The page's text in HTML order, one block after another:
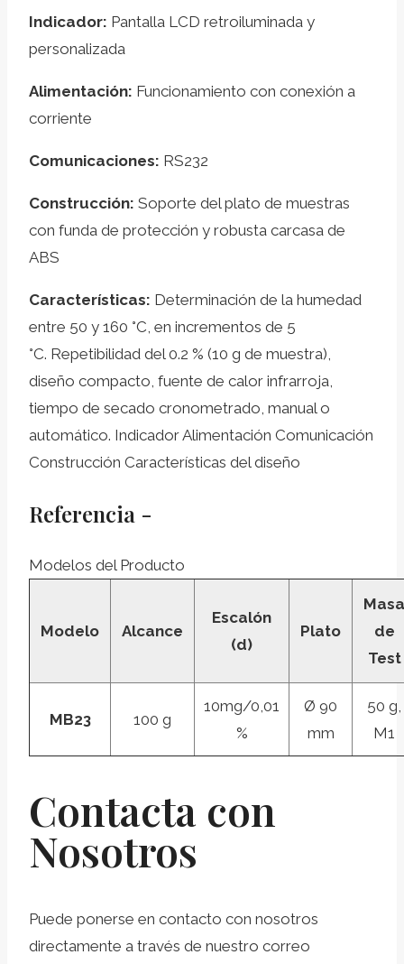
Indicador: Pantalla LCD retroiluminada y
personalizada
Alimentación: Funcionamiento con conexión a
corriente
Comunicaciones: RS232
Construcción: Soporte del plato de muestras
con funda de protección y robusta carcasa de
ABS
Características: Determinación de la humedad
entre 50 y 160 °C, en incrementos de 5
°C. Repetibilidad del 0.2 % (10 g de muestra),
diseño compacto, fuente de calor infrarroja,
tiempo de secado cronometrado, manual o
automático. Indicador Alimentación Comunicación
Construcción Características del diseño
Referencia -
Modelos del Producto
Modelo Alcance
Escalón
(d)
Plato
Masa
de
Test
MB23 100 g
10mg/0,01
%
Ø 90
mm
50 g,
M1
Contacta con
Nosotros
Puede ponerse en contacto con nosotros
directamente a través de nuestro correo